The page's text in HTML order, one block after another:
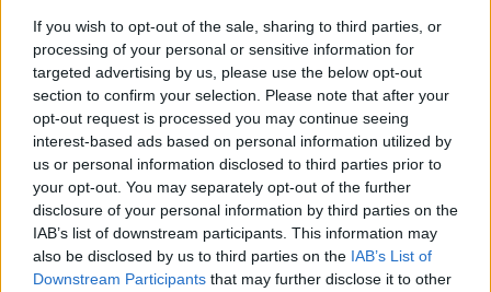
If you wish to opt-out of the sale, sharing to third parties, or
processing of your personal or sensitive information for
targeted advertising by us, please use the below opt-out
section to confirm your selection. Please note that after your
opt-out request is processed you may continue seeing
interest-based ads based on personal information utilized by
us or personal information disclosed to third parties prior to
your opt-out. You may separately opt-out of the further
disclosure of your personal information by third parties on the
IAB’s list of downstream participants. This information may
also be disclosed by us to third parties on the IAB’s List of
Downstream Participants that may further disclose it to other
tabella di marcia di Verdoniana memoria che, però, serve solo
come indicazione di massima. Mi stampo anche i fogli giornalieri
per stendere il diario di bordo con tutte le informazioni
logistiche e statistiche necessarie, tipo i rifornimenti, gli scarichi
e carichi, ecc. Rilego il tutto: mappe con il percorso, tabella di
marcia, fogli per il diario di bordo. Metto i Pdi nel navigatore, mi
accerto di aver portato sul camper anche tutti gli atlanti stradali
che mi possono interessare, categoricamente dettagliati almeno
al 1:300.000. Naturalmente anche le guide e altre fonti
cartacee sono al seguito come pure la lista delle aree
attrezzate (camper service, punti sosta, ecc.) su supporto
cartaceo. Organizzato così, normalmente non perdo mai tempo